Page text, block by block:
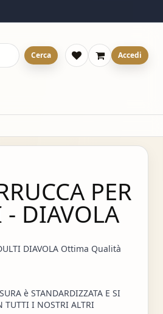
Cerca Accedi
PER
DIAVOLA
DIAVOLA Ottima Qualità
è STANDARDIZZATA E SI
TUTTI I NOSTRI ALTRI